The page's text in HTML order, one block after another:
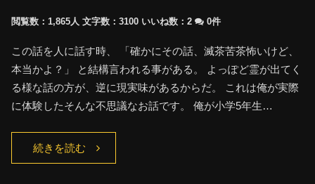
閲覧数：1,865人 文字数：3100 いいね数：2 0件
この話を人に話す時、 「確かにその話、滅茶苦茶怖いけど、
本当かよ？」 と結構言われる事がある。 よっぽど霊が出てく
る様な話の方が、逆に現実味があるからだ。 これは俺が実際
に体験したそんな不思議なお話です。 俺が小学5年生…
続きを読む